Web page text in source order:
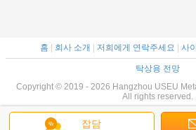
잡담
홈 회사 소개 저희에게 연락주세요 사
탁상용 전망
Copyright © 2019 - 2026 Hangzhou USEU
All rights reserved.